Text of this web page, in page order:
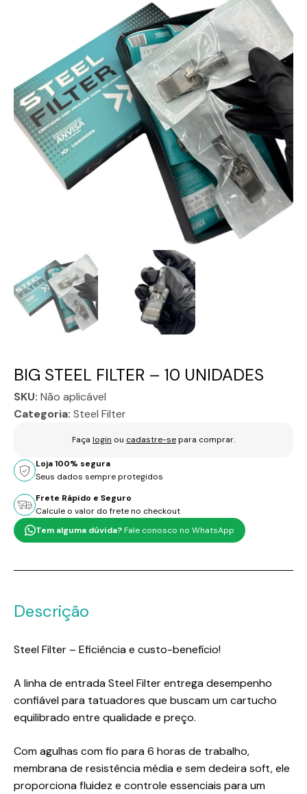
BIG STEEL FILTER – 10 UNIDADES
SKU: Não aplicável
Categoria: Steel Filter
Faça login ou cadastre-separa comprar.
Loja 100% segura
Seus dados sempre protegidos
Frete Rápido e Seguro
Calcule o valor do frete no checkout
Tem alguma dúvida?Fale conosco no WhatsApp
Descrição
Steel Filter – Eficiência e custo-benefício!
A linha de entrada Steel Filter entrega desempenho
confiável para tatuadores que buscam um cartucho
equilibrado entre qualidade e preço.
Com agulhas com fio para 6 horas de trabalho,
membrana de resistência média e sem dedeira soft, ele
proporciona fluidez e controle essenciais para um